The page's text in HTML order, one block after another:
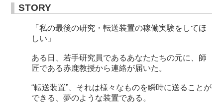
STORY
「私の最後の研究・転送装置の稼働実験をしてほ
しい」
ある日、若手研究員であるあなたたちの元に、師
匠である赤鹿教授から連絡が届いた。
“転送装置”、それは様々なものを瞬時に送ることが
できる、夢のような装置である。